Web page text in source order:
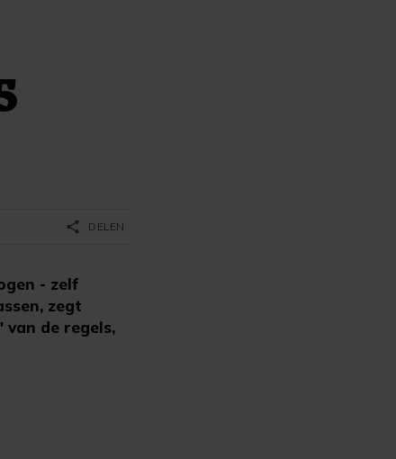
- zelf
zegt
de regels,
share DELEN